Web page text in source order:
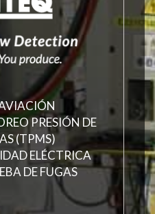
PRESIÓN DE
(TPMS)
ELÉCTRICA
DE FUGAS